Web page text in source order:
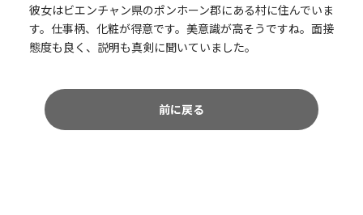
彼女はビエンチャン県のポンホーン郡にある村に住んでいま
す。仕事柄、化粧が得意です。美意識が高そうですね。面接
態度も良く、説明も真剣に聞いていました。
前に戻る